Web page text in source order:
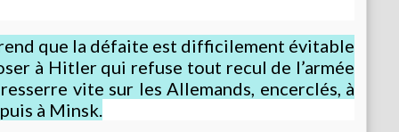
e
m
e
n
que la défaite est difficilement évitable
à Hitler qui refuse tout recul de l’armée
resserre vite sur les Allemands, encerclés, à
à Minsk.